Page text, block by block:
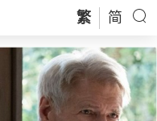
繁 简